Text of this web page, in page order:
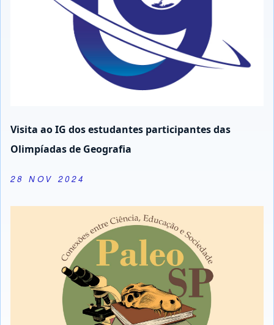
Visita ao IG dos estudantes participantes das
Olimpíadas de Geografia
28 NOV 2024